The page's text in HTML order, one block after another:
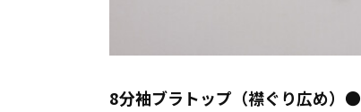
8分袖ブラトップ（襟ぐり広め）●